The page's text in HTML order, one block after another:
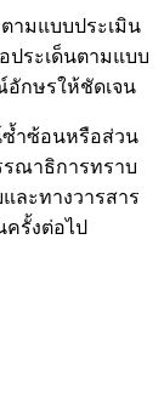
ามแบบประเมิน
ประเด็นตามแบบ
อักษรให้ชัดเจน
ซ้ำซ้อนหรือส่วน
รณาธิการทราบ
ละทางวารสาร
รั้งต่อไป